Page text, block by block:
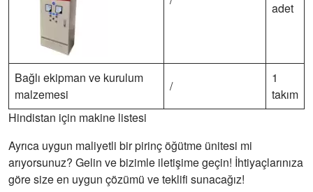
adet
Bağlı ekipman ve kurulum
malzemesi
/
1
takım
Hindistan için makine listesi
Ayrıca uygun maliyetli bir pirinç öğütme ünitesi mi
arıyorsunuz? Gelin ve bizimle iletişime geçin! İhtiyaçlarınıza
göre size en uygun çözümü ve teklifi sunacağız!